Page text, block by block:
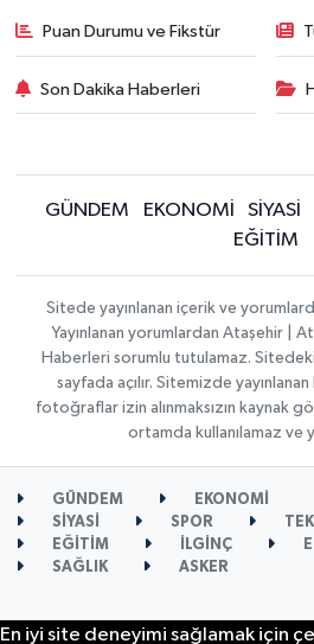
Puan Durumu ve Fikstür
Son Dakika Haberleri
GÜNDEM EKONOMİ SİYASİ
EĞİTİM
Sitede yayınlanan içerik ve
Yayınlanan yorumlardan Ataşehir |
Haberleri sorumlu tutulamaz.
sayfada açılır. Sitemizde
fotoğraflar izin alınmaksızın kaynak
ortamda kullanılamaz ve
GÜNDEM
EKONOMİ
SİYASİ
SPOR
EĞİTİM
İLGİNÇ
SAĞLIK
ASKER
En iyi site deneyimi sağlamak için